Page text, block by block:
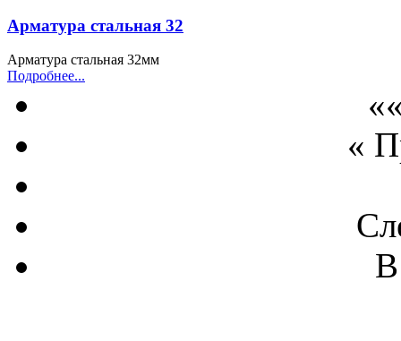
Арматура стальная 32
Арматура стальная 32мм
Подробнее...
«